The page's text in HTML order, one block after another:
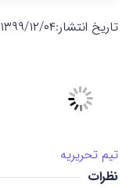
تاریخ انتشار:۱۳۹۹/۱۲/۰۴
تیم تحریریه
نظرات